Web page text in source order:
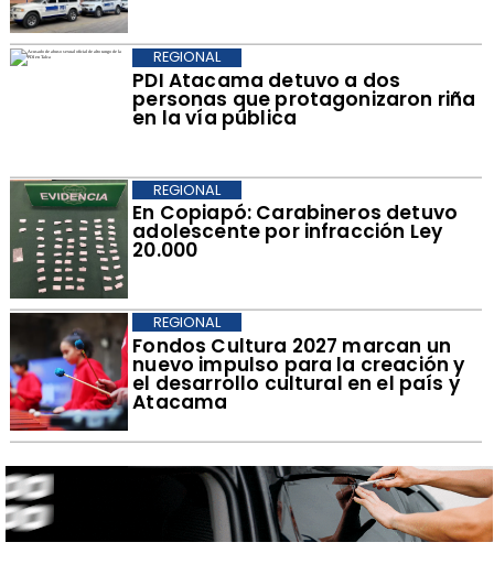
PDI Atacama detuvo a dos
personas que protagonizaron riña
en la vía pública
REGIONAL
​En Copiapó: Carabineros detuvo
adolescente por infracción Ley
20.000
REGIONAL
​Fondos Cultura 2027 marcan un
nuevo impulso para la creación y
el desarrollo cultural en el país y
Atacama
REGIONAL